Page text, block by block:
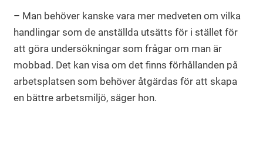
– Man behöver kanske vara mer medveten om vilka
handlingar som de anställda utsätts för i stället för
att göra undersökningar som frågar om man är
mobbad. Det kan visa om det finns förhållanden på
arbetsplatsen som behöver åtgärdas för att skapa
en bättre arbetsmiljö, säger hon.